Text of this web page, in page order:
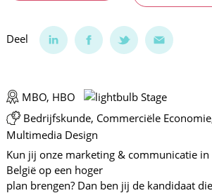
Deel
MBO, HBO
Stage
Bedrijfskunde, Commerciële
Multimedia Design
Kun jij onze marketing & communicatie in
België op een hoger
plan brengen? Dan ben jij de kandidaat